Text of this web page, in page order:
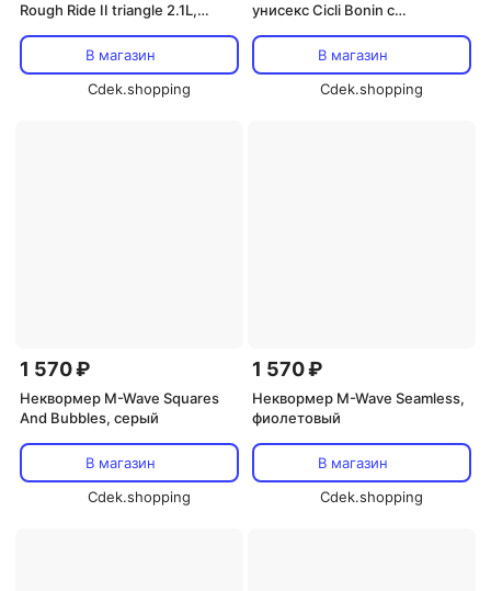
Rough Ride II triangle 2.1L,
В магазин
Cdek.shopping
унисекс Cicli Bonin с
бутылки, черный, один
размер
В магазин
Cdek.shopping
1 570 ₽
Неквормер M-Wave Squares
And Bubbles, серый
В магазин
Cdek.shopping
1 570 ₽
Неквормер M-Wave Seamless,
фиолетовый
В магазин
Cdek.shopping